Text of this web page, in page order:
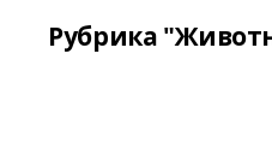
Рубрика